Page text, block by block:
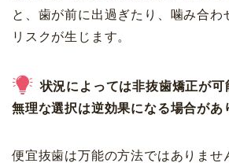
と、歯が前に出過ぎたり、噛み合わ
リスクが生じます。
状況によっては非抜歯矯正が可
無理な選択は逆効果になる場合があ
便宜抜歯は万能の方法ではありませ